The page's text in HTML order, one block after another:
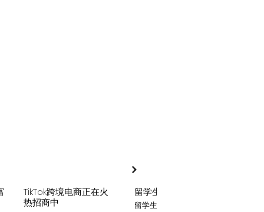
TikTok跨境电商正在火
热招商中
留学生贷款
留学生贷款专业平台